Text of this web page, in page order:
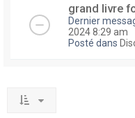
grand livre
Dernier
2024 8:29 am
Posté dans